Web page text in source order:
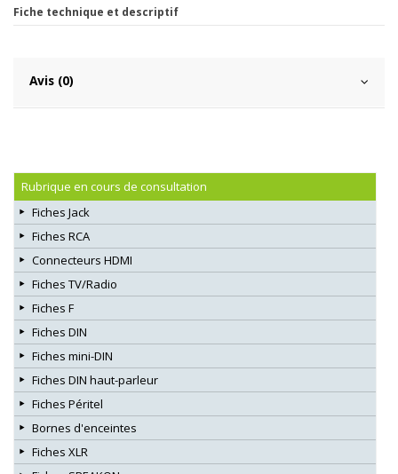
Fiche technique et descriptif
Avis (0)
Rubrique en cours de consultation
Fiches Jack
Fiches RCA
Connecteurs HDMI
Fiches TV/Radio
Fiches F
Fiches DIN
Fiches mini-DIN
Fiches DIN haut-parleur
Fiches Péritel
Bornes d'enceintes
Fiches XLR